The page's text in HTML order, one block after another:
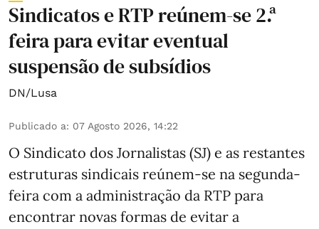
Sindicatos e RTP reúnem-se 2.ª
feira para evitar eventual
suspensão de subsídios
DN/Lusa
Publicado a: 07 Agosto 2026, 14:22
O Sindicato dos Jornalistas (SJ) e as restantes
estruturas sindicais reúnem-se na segunda-
feira com a administração da RTP para
encontrar novas formas de evitar a